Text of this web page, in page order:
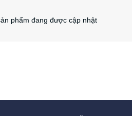
phẩm đang được cập nhật